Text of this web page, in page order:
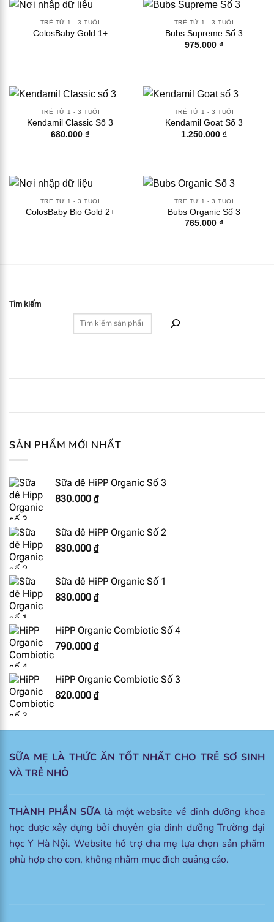
TRẺ TỪ 1 - 3 TUỔI
ColosBaby Gold 1+
TRẺ TỪ 1 - 3 TUỔI
Bubs Supreme Số 3
975.000 ₫
TRẺ TỪ 1 - 3 TUỔI
Kendamil Classic Số 3
680.000 ₫
TRẺ TỪ 1 - 3 TUỔI
Kendamil Goat Số 3
1.250.000 ₫
TRẺ TỪ 1 - 3 TUỔI
ColosBaby Bio Gold 2+
TRẺ TỪ 1 - 3 TUỔI
Bubs Organic Số 3
765.000 ₫
Tìm kiếm
SẢN PHẨM MỚI NHẤT
Sữa dê HiPP Organic Số 3
830.000 ₫
Sữa dê HiPP Organic Số 2
830.000 ₫
Sữa dê HiPP Organic Số 1
830.000 ₫
HiPP Organic Combiotic Số 4
790.000 ₫
HiPP Organic Combiotic Số 3
820.000 ₫
SỮA MẸ LÀ THỨC ĂN TỐT NHẤT CHO TRẺ SƠ SINH
VÀ TRẺ NHỎ
THÀNH PHẦN SỮA là một website về dinh dưỡng khoa
học được xây dựng bởi chuyên gia dinh dưỡng Trường đại
học Y Hà Nội. Website hỗ trợ cha mẹ lựa chọn sản phẩm
phù hợp cho con, không nhằm mục đich quảng cáo.